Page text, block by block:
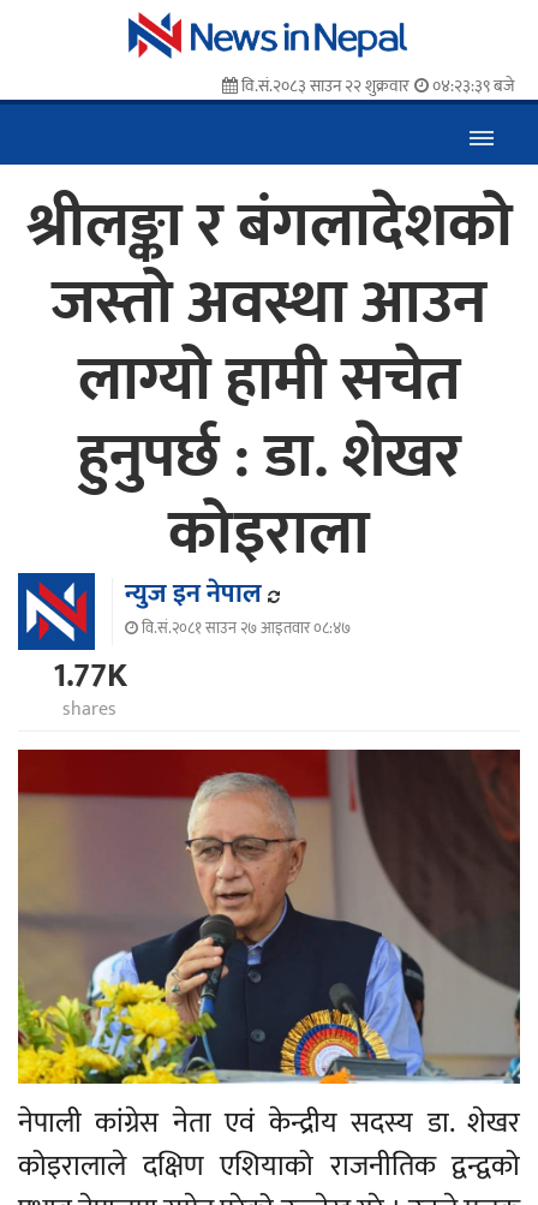
वि.सं.२०८३ साउन २२ शुक्रवार ०४:२३:४१ बजे
श्रीलङ्का र बंगलादेशको
जस्तो अवस्था आउन
लाग्यो हामी सचेत
हुनुपर्छ : डा. शेखर
कोइराला
न्युज इन नेपाल
वि.सं.२०८१ साउन २७ आइतवार ०८:४७
1.77K
shares
नेपाली कांग्रेस नेता एवं केन्द्रीय सदस्य डा. शेखर
कोइरालाले दक्षिण एशियाको राजनीतिक द्वन्द्वको